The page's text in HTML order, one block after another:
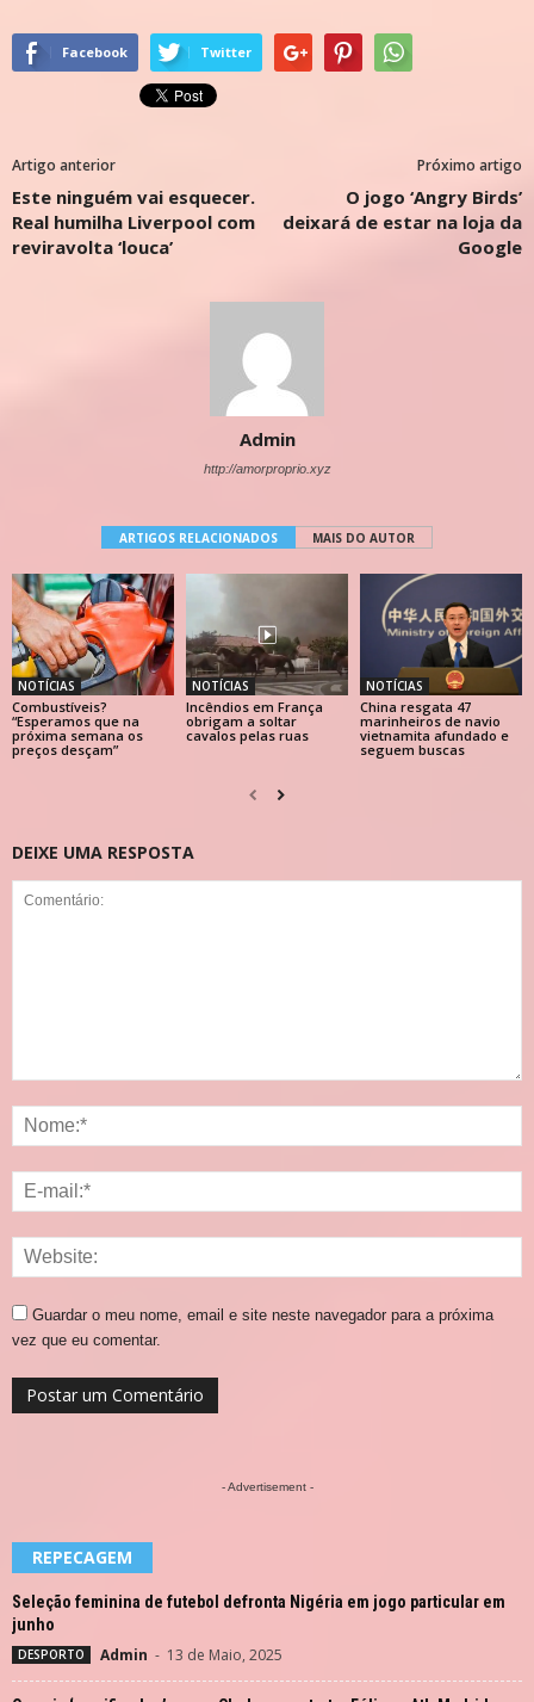
Facebook Twitter
Artigo anterior
Este ninguém vai esquecer.
Real humilha Liverpool com
reviravolta ‘louca’
Próximo artigo
O jogo ‘Angry Birds’
deixará de estar na loja da
Google
Admin
http://amorproprio.xyz
ARTIGOS RELACIONADOS MAIS DO AUTOR
NOTÍCIAS
Combustíveis?
“Esperamos que na
próxima semana os
preços desçam”
NOTÍCIAS
Incêndios em França
obrigam a soltar
cavalos pelas ruas
NOTÍCIAS
China resgata 47
marinheiros de navio
vietnamita afundado e
seguem buscas
DEIXE UMA RESPOSTA
Guardar o meu nome, email e site neste navegador para a próxima
vez que eu comentar.
- Advertisement -
REPECAGEM
Seleção feminina de futebol defronta Nigéria em jogo particular em
junho
DESPORTO Admin - 13 de Maio, 2025